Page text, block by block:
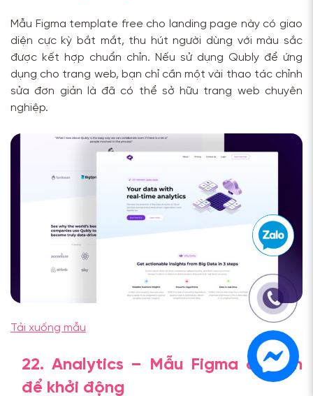
Mẫu Figma template free cho landing page này có giao
diện cực kỳ bắt mắt, thu hút người dùng với màu sắc
được kết hợp chuẩn chỉn. Nếu sử dụng Qubly để ứng
dụng cho trang web, bạn chỉ cần một vài thao tác chỉnh
sửa đơn giản là đã có thể sở hữu trang web chuyên
nghiệp.
Tải xuống mẫu
22. Analytics – Mẫu Figma cơ bản
để khởi động